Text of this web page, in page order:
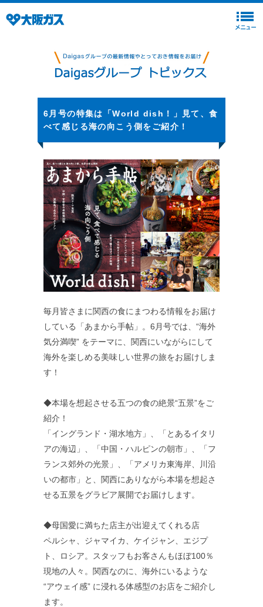
6月号の特集は「World dish！」見て、食
べて感じる海の向こう側をご紹介！
毎月皆さまに関西の食にまつわる情報をお届け
している「あまから手帖」。6月号では、“海外
気分満喫” をテーマに、関西にいながらにして
海外を楽しめる美味しい世界の旅をお届けしま
す！
◆本場を想起させる五つの食の絶景“五景”をご
紹介！
「イングランド・湖水地方」、「とあるイタリ
アの海辺」、「中国・ハルピンの朝市」、「フ
ランス郊外の光景」、「アメリカ東海岸、川沿
いの都市」と、関西にありながら本場を想起さ
せる五景をグラビア展開でお届けします。
◆母国愛に満ちた店主が出迎えてくれる店
ペルシャ、ジャマイカ、ケイジャン、エジプ
ト、ロシア。スタッフもお客さんもほぼ100％
現地の人々。関西なのに、海外にいるような
“アウェイ感” に浸れる体感型のお店をご紹介し
ます。